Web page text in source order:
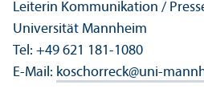
Leiterin Kommunikation /
Universität Mannheim
Tel: +49 621 181-1080
E-Mail: koschorreck@uni-